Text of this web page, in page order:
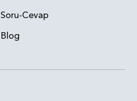
Soru-Cevap
Blog